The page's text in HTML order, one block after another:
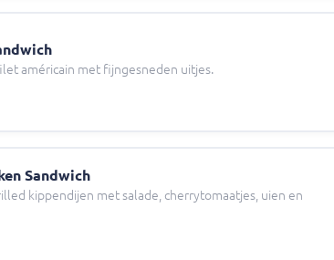
américain met fijngesneden uitjes.
Sandwich
kippendijen met salade, cherrytomaatjes, uien en